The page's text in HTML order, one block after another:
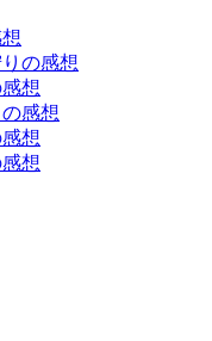
の感想
想
感想
想
想